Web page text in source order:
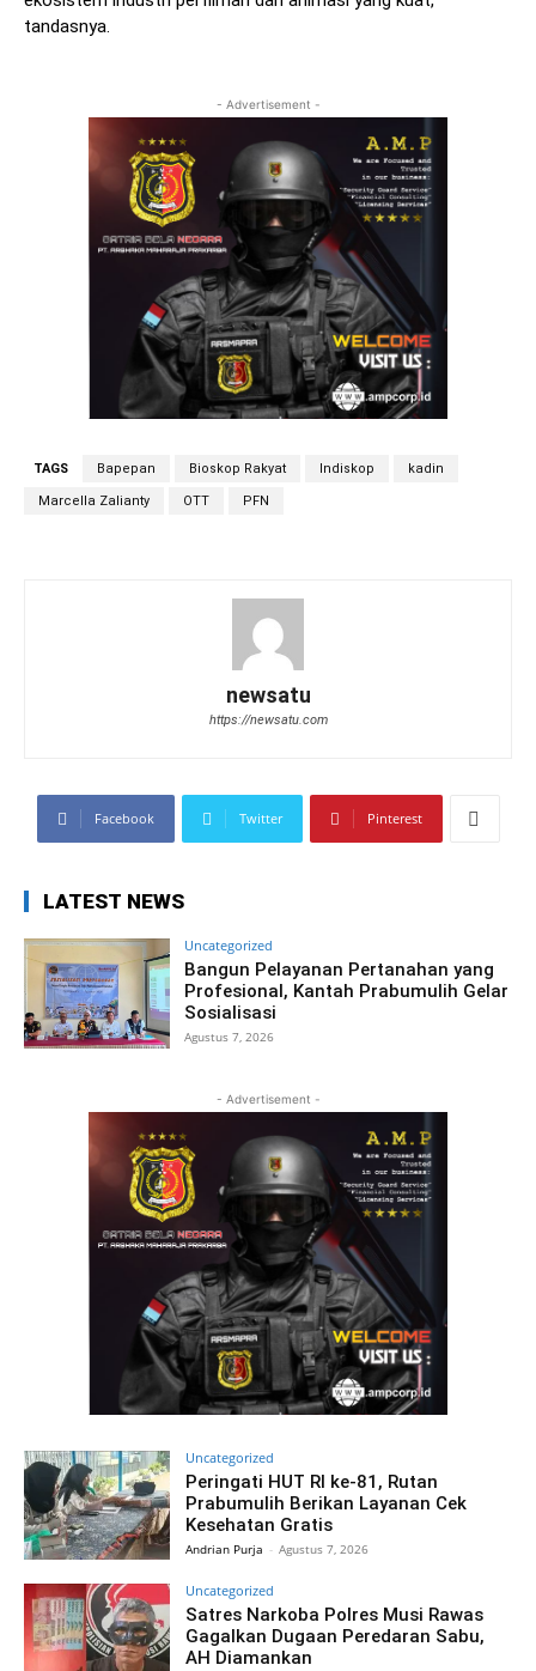
tandasnya.
- Advertisement -
TAGS Bapepan Bioskop Rakyat Indiskop kadin
Marcella Zalianty OTT PFN
newsatu
https://newsatu.com
Facebook Twitter Pinterest
LATEST NEWS
Uncategorized
Bangun Pelayanan Pertanahan yang
Profesional, Kantah Prabumulih Gelar
Sosialisasi
Agustus 7, 2026
- Advertisement -
Uncategorized
Peringati HUT RI ke-81, Rutan
Prabumulih Berikan Layanan Cek
Kesehatan Gratis
Andrian Purja - Agustus 7, 2026
Uncategorized
Satres Narkoba Polres Musi Rawas
Gagalkan Dugaan Peredaran Sabu,
AH Diamankan